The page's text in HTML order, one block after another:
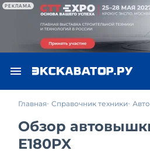
РЕКЛАМА
Главная Справочник техники
Обзор
E180PX